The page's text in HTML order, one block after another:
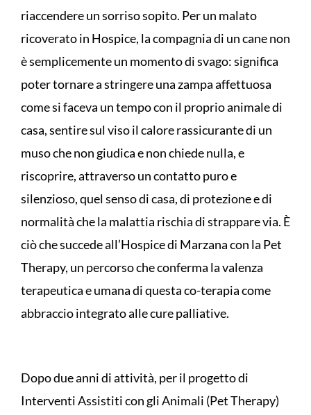
riaccendere un sorriso sopito. Per un malato
ricoverato in Hospice, la compagnia di un cane non
è semplicemente un momento di svago: significa
poter tornare a stringere una zampa affettuosa
come si faceva un tempo con il proprio animale di
casa, sentire sul viso il calore rassicurante di un
muso che non giudica e non chiede nulla, e
riscoprire, attraverso un contatto puro e
silenzioso, quel senso di casa, di protezione e di
normalità che la malattia rischia di strappare via. È
ciò che succede all’Hospice di Marzana con la Pet
Therapy, un percorso che conferma la valenza
terapeutica e umana di questa co-terapia come
abbraccio integrato alle cure palliative.
Dopo due anni di attività, per il progetto di
Interventi Assistiti con gli Animali (Pet Therapy)